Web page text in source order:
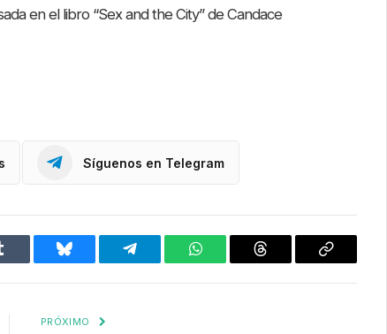
en el libro “Sex and the City” de Candace
Síguenos en Telegram
Bluesky Telegram WhatsAppThreads
Copiar
PRÓXIMO